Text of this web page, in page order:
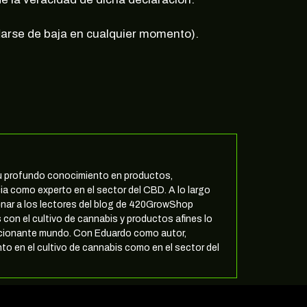
de baja en cualquier momento).
profundo conocimiento en productos,
como experto en el sector del CBD. A lo largo
a los lectores del blog de 420GrowShop
el cultivo de cannabis y productos afines lo
mundo. Con Eduardo como autor,
en el cultivo de cannabis como en el sector del